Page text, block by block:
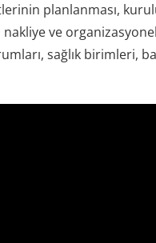
planlanması,
ve organizasyonel
sağlık birimleri,